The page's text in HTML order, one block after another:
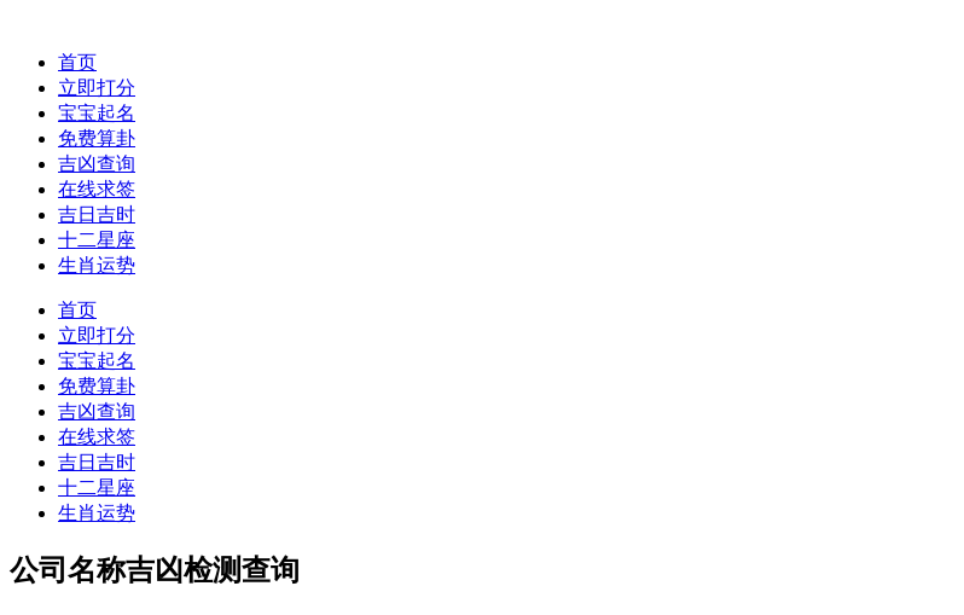
首页
立即打分
宝宝起名
免费算卦
吉凶查询
在线求签
吉日吉时
十二星座
生肖运势
首页
立即打分
宝宝起名
免费算卦
吉凶查询
在线求签
吉日吉时
十二星座
生肖运势
公司名称吉凶检测查询